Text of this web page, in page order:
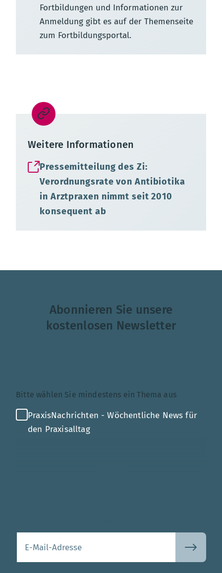
Fortbildungen und Informationen zur
Anmeldung gibt es auf der Themenseite
zum Fortbildungsportal.
Weitere Informationen
Pressemitteilung des Zi:
Verordnungsrate von Antibiotika
in Arztpraxen nimmt seit 2010
konsequent ab
Abonnieren Sie unsere
kostenlosen Newsletter
Bitte wählen Sie mindestens ein Thema aus
PraxisNachrichten - Wöchentliche News für
den Praxisalltag